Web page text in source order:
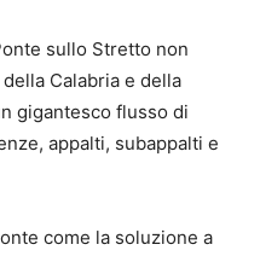
sullo Stretto non
Calabria e della
gigantesco flusso di
appalti, subappalti e
come la soluzione a